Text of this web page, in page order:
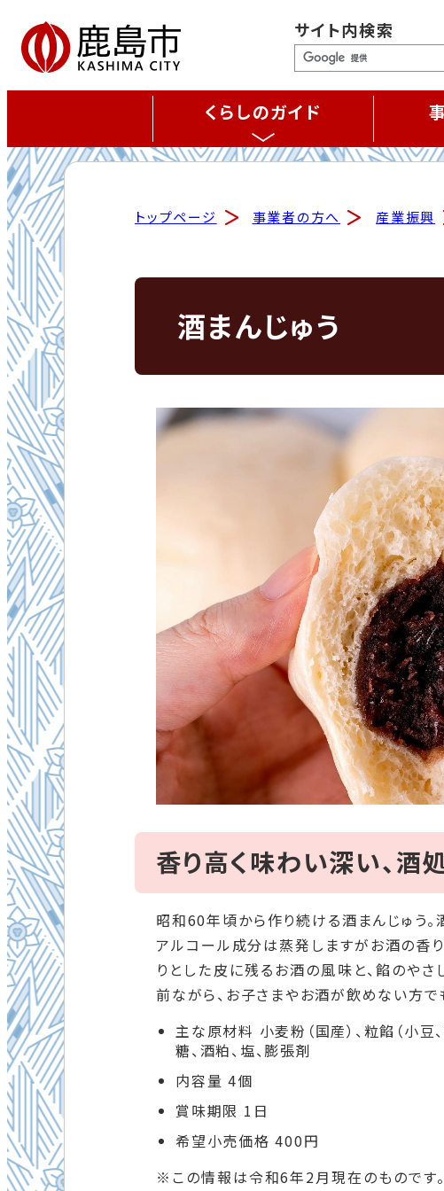
サイト内検索
くらしのガイド
トップページ 事業者の方へ 産業振興
酒まんじゅう
香り高く味わい深い、酒
昭和60年頃から作り続ける酒まんじゅう。
アルコール成分は蒸発し ますがお酒の香
りとした皮に残るお酒の風味と、餡のやさ
前ながら、お子さまやお酒が飲めない方で
主な原材料 小麦粉（国産）、粒餡（小豆、
糖、酒粕、塩、膨張剤
内容量 4個
賞味期限 1日
希望小売価格 400円
※この情報は令和6年2月現在のものです